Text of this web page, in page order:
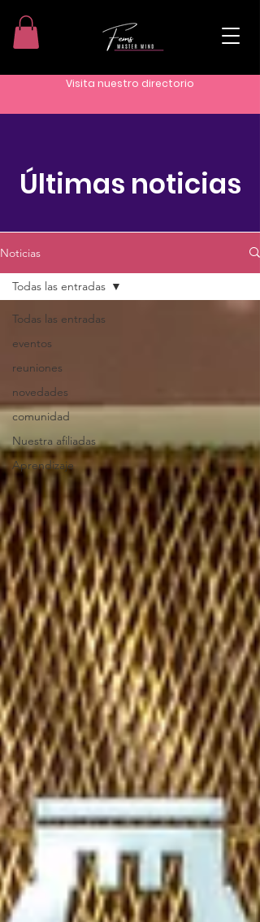
Visita nuestro directorio
Últimas noticias
Noticias
Todas las entradas
eventos
reuniones
novedades
comunidad
Nuestra afiliadas
Aprendizaje
Todas las entradas